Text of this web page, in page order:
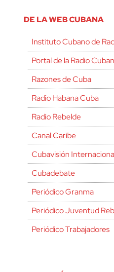
DE LA WEB CUBANA
Instituto Cubano de
Portal de la Radio
Razones de Cuba
Radio Habana Cuba
Radio Rebelde
Canal Caribe
Cubavisión
Cubadebate
Periódico Granma
Periódico Juventud
Periódico Trabajadores